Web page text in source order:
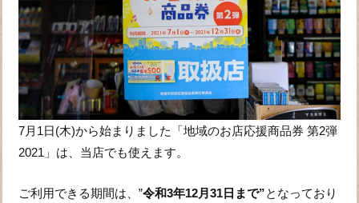
7月1日(木)から始まりました「地域のお店応援商品券 第2弾
2021」は、当店でも使えます。
ご利用できる期間は、”令和3年12月31日まで”となっており